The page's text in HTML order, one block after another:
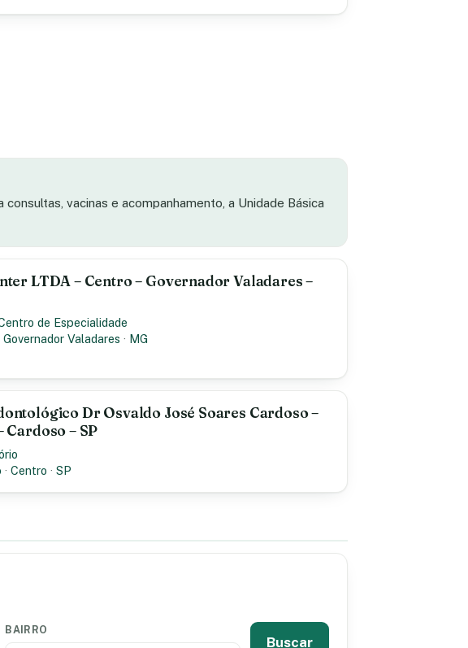
vacinas e acompanhamento, a Unidade Básica
LTDA – Centro – Governador Valadares –
de Especialidade
Governador Valadares · MG
Dr Osvaldo José Soares Cardoso –
Cardoso – SP
·Centro ·SP
BAIRRO
Buscar